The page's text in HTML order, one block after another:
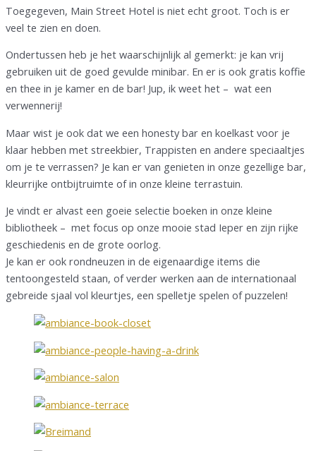
Toegegeven, Main Street Hotel is niet echt groot. Toch is er
veel te zien en doen.
Ondertussen heb je het waarschijnlijk al gemerkt: je kan vrij
gebruiken uit de goed gevulde minibar. En er is ook gratis koffie
en thee in je kamer en de bar! Jup, ik weet het – wat een
verwennerij!
Maar wist je ook dat we een honesty bar en koelkast voor je
klaar hebben met streekbier, Trappisten en andere speciaaltjes
om je te verrassen? Je kan er van genieten in onze gezellige bar,
kleurrijke ontbijtruimte of in onze kleine terrastuin.
Je vindt er alvast een goeie selectie boeken in onze kleine
bibliotheek – met focus op onze mooie stad Ieper en zijn rijke
geschiedenis en de grote oorlog.
Je kan er ook rondneuzen in de eigenaardige items die
tentoongesteld staan, of verder werken aan de internationaal
gebreide sjaal vol kleurtjes, een spelletje spelen of puzzelen!